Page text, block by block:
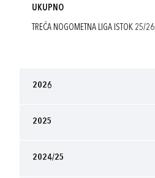
UKUPNO
TREĆA NOGOMETNA LIGA ISTOK 25/26
2026
2025
2024/25